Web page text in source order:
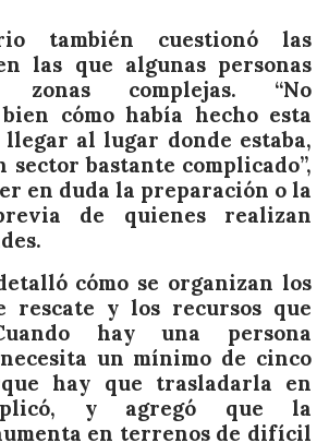
también cuestionó las
las que algunas personas
zonas complejas. “No
cómo había hecho esta
al lugar donde estaba,
sector bastante complicado”,
en duda la preparación o la
de quienes realizan
cómo se organizan los
rescate y los recursos que
hay una persona
un mínimo de cinco
hay que trasladarla en
y agregó que la
en terrenos de difícil